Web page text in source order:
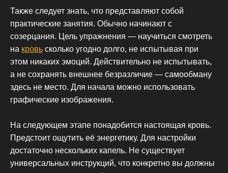
Также следует знать, что представляют собой
практические занятия. Обычно начинают с
созерцания. Цель упражнения — научиться смотреть
на кровь сколько угодно долго, не испытывая при
этом никаких эмоций. Действительно не испытывать,
а не сохранять внешнее безразличие — самообману
здесь не место. Для начала можно использовать
графические изображения.
На следующем этапе понадобится настоящая кровь.
Предстоит ощутить её энергетику. Для настройки
достаточно нескольких капель. Не существует
универсальных инструкций, что конкретно вы должны